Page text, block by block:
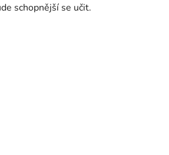
schopnější se učit.